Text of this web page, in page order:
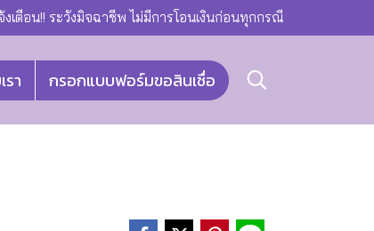
งเตือน!! ระวังมิจฉาชีพ ไม่มีการโอนเงินก่อนทุกกรณี
รา กรอกแบบฟอร์มขอสินเชื่อ